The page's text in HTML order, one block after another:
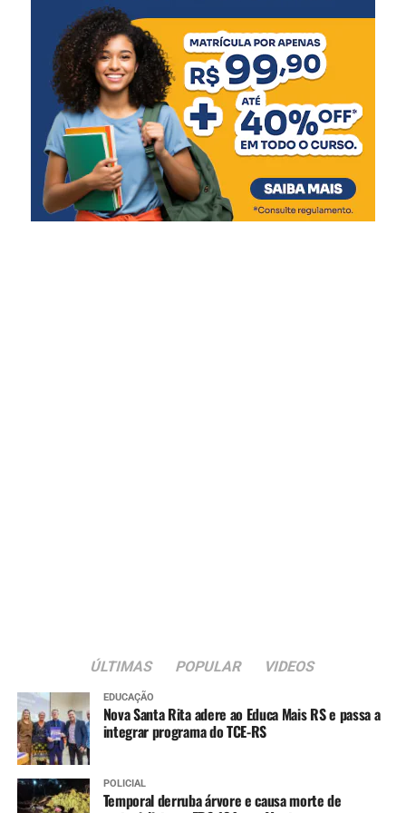
Entre os projetos contemplados, estão a recuperação do
dique da Niterói, com R$ 500 mil para contratação de
projetos, e a reestruturação dos diques do Rio Branco e
Matias Velho, com valores de R$ 62 milhões e R$ 34,2
milhões, respectivamente. As casas de bombas, que
tiveram seu funcionamento comprometido durante a
enchente, receberão R$ 78,7 milhões em obras
estruturais, eletromecânicas e de automação.
ÚLTIMAS POPULAR VIDEOS
EDUCAÇÃO
Nova Santa Rita adere ao Educa Mais RS e passa a
integrar programa do TCE-RS
POLICIAL
Temporal derruba árvore e causa morte de